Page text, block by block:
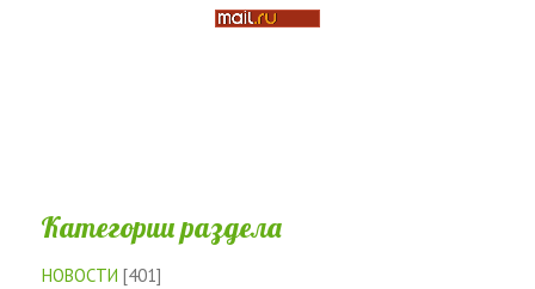
Категории раздела
НОВОСТИ [401]